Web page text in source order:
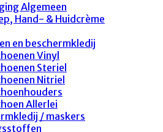
Algemeen
Hand- & Huidcrème
en beschermkledij
Vinyl
Steriel
Nitriel
Allerlei
/ maskers